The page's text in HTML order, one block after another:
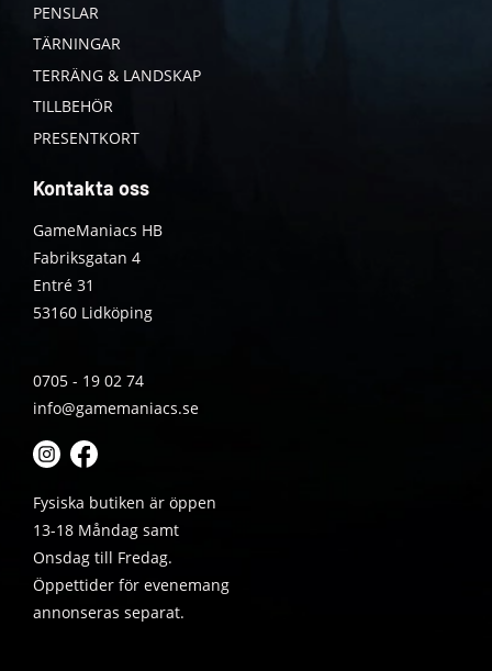
PENSLAR
TÄRNINGAR
TERRÄNG & LANDSKAP
TILLBEHÖR
PRESENTKORT
Kontakta oss
GameManiacs HB
Fabriksgatan 4
Entré 31
53160 Lidköping
0705 - 19 02 74
info@gamemaniacs.se
Fysiska butiken är öppen
13-18 Måndag samt
Onsdag till Fredag.
Öppettider för evenemang
annonseras separat.